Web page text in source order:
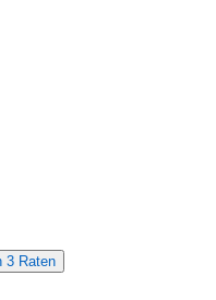
3 Raten